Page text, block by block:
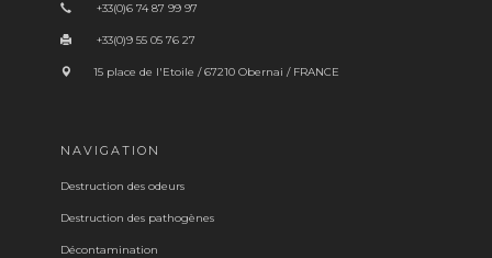
+33(0)6 74 87 99 97
+33(0)9 55 05 76 27
15 place de l'Etoile / 67210 Obernai / FRANCE
NAVIGATION
Destruction des odeurs
Destruction des pathogènes
Décontamination